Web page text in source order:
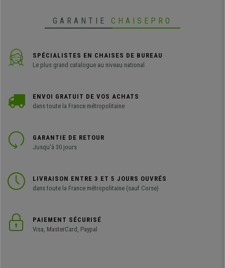
GARANTIE CHAISEPRO
SPÉCIALISTES EN CHAISES DE BUREAU
Le plus grand catalogue au niveau national
ENVOI GRATUIT DE VOS ACHATS
dans toute la France métropolitaine
GARANTIE DE RETOUR
Jusqu'à 30 jours
LIVRAISON ENTRE 3 ET 5 JOURS OUVRÉS
dans toute la France métropolitaine (sauf Corse)
PAIEMENT SÉCURISÉ
Visa, MasterCard, Paypal